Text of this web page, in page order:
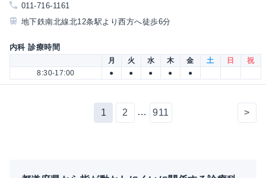
011-716-1161
地下鉄南北線北12条駅より西方へ徒歩6分
内科 診療時間
月 火 水 木 金 土 日
祝
8:30-17:00
● ● ● ● ●
1 2 … 911 >